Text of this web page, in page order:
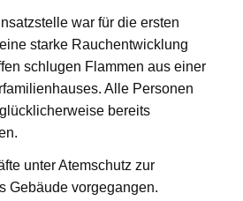
war für die ersten
starke Rauchentwicklung
schlugen Flammen aus einer
Alle Personen
bereits
unter Atemschutz zur
Gebäude vorgegangen.